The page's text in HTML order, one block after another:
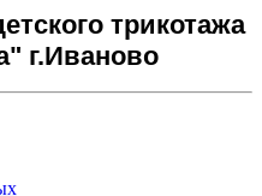
трикотажа
г.Иваново